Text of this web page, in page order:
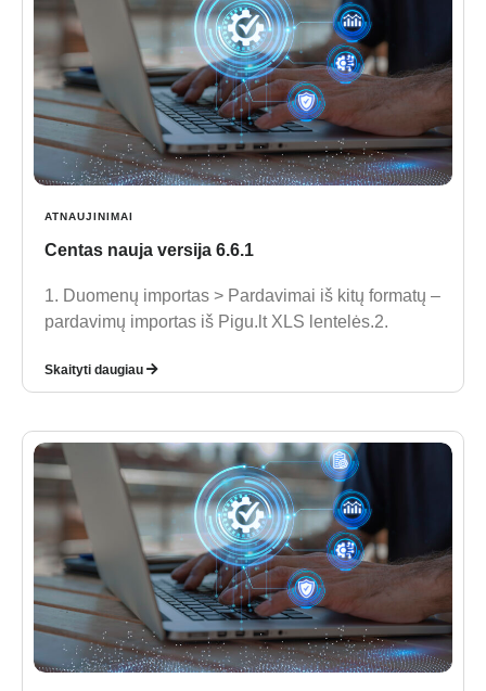
ATNAUJINIMAI
Centas nauja versija 6.6.1
1. Duomenų importas > Pardavimai iš kitų formatų –
pardavimų importas iš Pigu.lt XLS lentelės.2.
Skaityti daugiau